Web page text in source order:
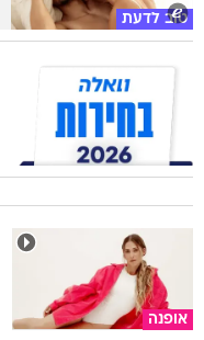
טוב לדעת
אופנה